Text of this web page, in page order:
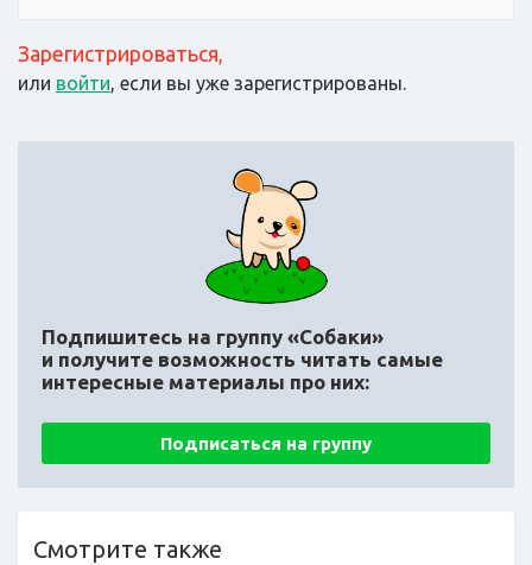
Зарегистрироваться,
или войти, если вы уже зарегистрированы.
Подпишитесь на группу «Собаки»
и получите возможность читать самые
интересные материалы про них:
Подписаться на группу
Смотрите также